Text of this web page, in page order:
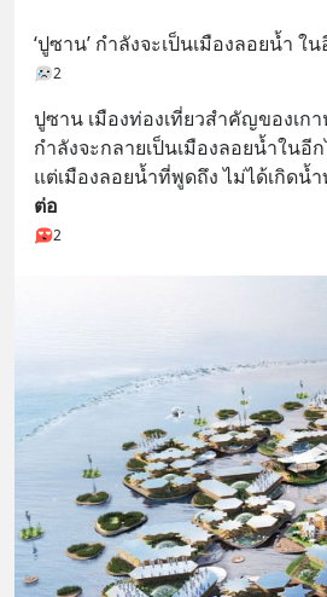
‘ปูซาน’ กำลังจะเป็นเมืองลอยน้ำ ใ
2
ปูซาน เมืองท่องเที่ยวสำคัญของเก
กำลังจะกลายเป็นเมืองลอยน้ำในอี
แต่เมืองลอยน้ำที่พูดถึง ไม่ได้เกิดน้
ต่อ
2